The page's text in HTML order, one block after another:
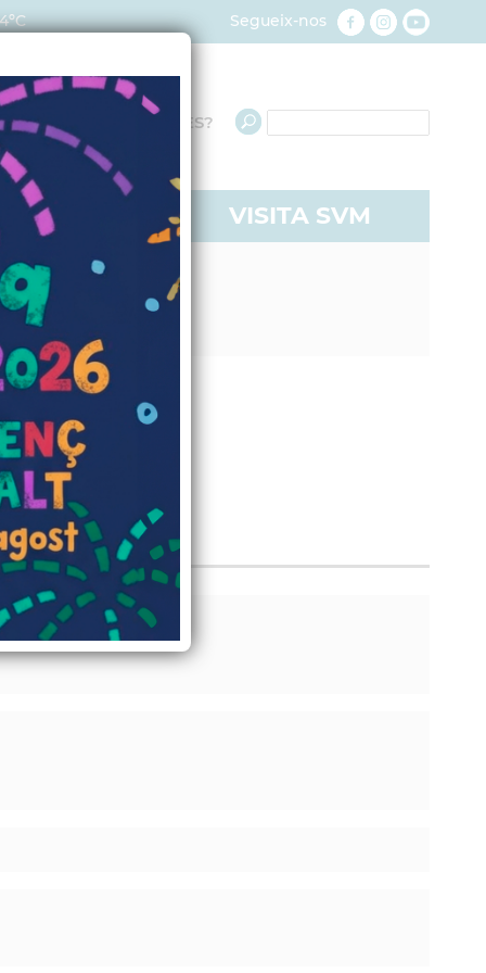
A SVM VISITA SVM
QUÈ NECESSITES?
Segueix-nos